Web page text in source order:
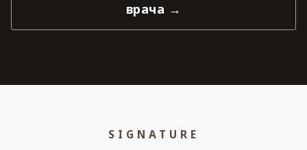
врача →
SIGNATURE